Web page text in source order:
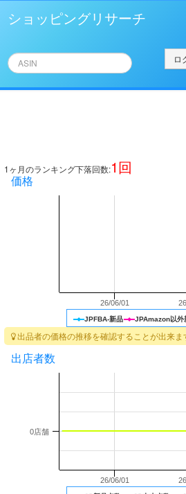
ショッピングリサーチ
ロ
1ヶ月のランキング下落回数:1回
価格
JPFBA-新品 JPAmazon以外
26/06/01
出品者の価格の推移を確認することが出来ま
出店者数
26/06/01
0店舗